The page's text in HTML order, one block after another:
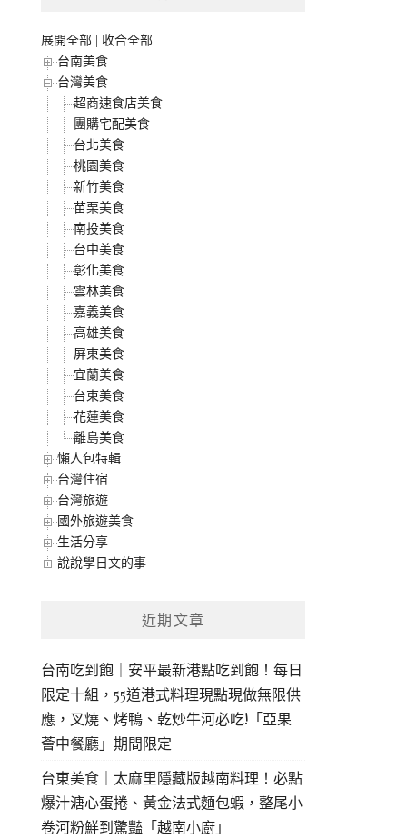
展開全部
收合全部
台南美食
台灣美食
超商速食店美食
團購宅配美食
台北美食
桃園美食
新竹美食
苗栗美食
南投美食
台中美食
彰化美食
雲林美食
嘉義美食
高雄美食
屏東美食
宜蘭美食
台東美食
花蓮美食
離島美食
懶人包特輯
台灣住宿
台灣旅遊
國外旅遊美食
生活分享
說說學日文的事
近期文章
台南吃到飽｜安平最新港點吃到飽！每日
限定十組，55道港式料理現點現做無限供
應，叉燒、烤鴨、乾炒牛河必吃!「亞果
薈中餐廳」期間限定
台東美食｜太麻里隱藏版越南料理！必點
爆汁溏心蛋捲、黃金法式麵包蝦，整尾小
卷河粉鮮到驚豔「越南小廚」